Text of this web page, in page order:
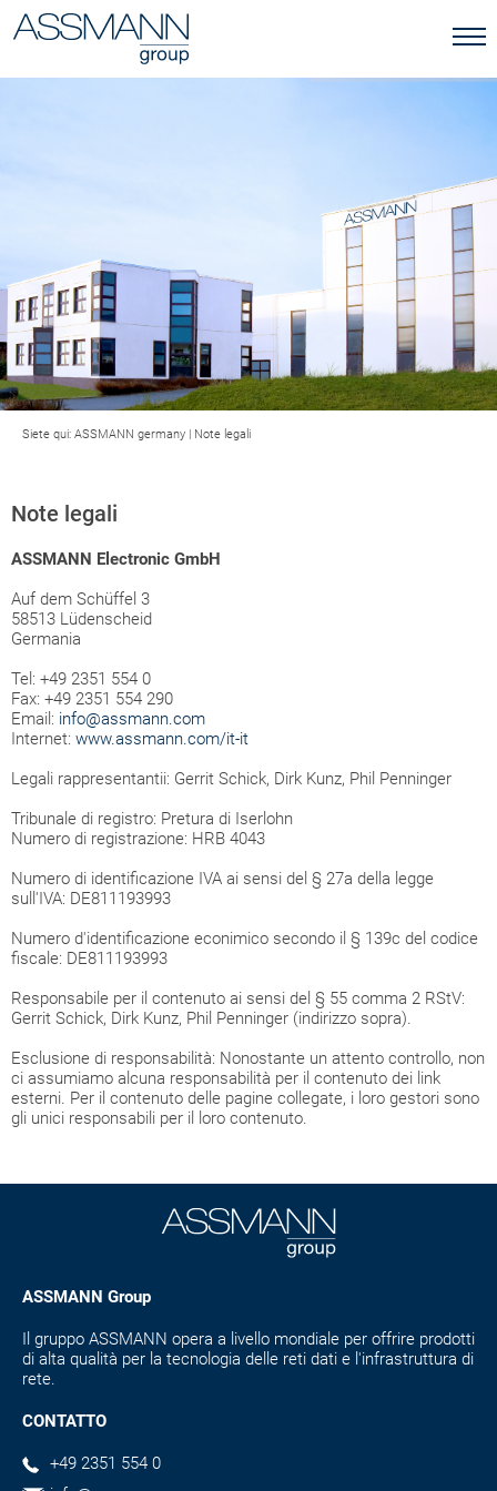
Siete qui: ASSMANN germany | Note legali
Note legali
ASSMANN Electronic GmbH
Auf dem Schüffel 3
58513 Lüdenscheid
Germania
Tel: +49 2351 554 0
Fax: +49 2351 554 290
Email: info@assmann.com
Internet: www.assmann.com/it-it
Legali rappresentantii: Gerrit Schick, Dirk Kunz, Phil Penninger
Tribunale di registro: Pretura di Iserlohn
Numero di registrazione: HRB 4043
Numero di identificazione IVA ai sensi del § 27a della legge
sull'IVA: DE811193993
Numero d'identificazione econimico secondo il § 139c del codice
fiscale: DE811193993
Responsabile per il contenuto ai sensi del § 55 comma 2 RStV:
Gerrit Schick, Dirk Kunz, Phil Penninger (indirizzo sopra).
Esclusione di responsabilità: Nonostante un attento controllo, non
ci assumiamo alcuna responsabilità per il contenuto dei link
esterni. Per il contenuto delle pagine collegate, i loro gestori sono
gli unici responsabili per il loro contenuto.
ASSMANN Group
Il gruppo ASSMANN opera a livello mondiale per offrire prodotti
di alta qualità per la tecnologia delle reti dati e l'infrastruttura di
rete.
CONTATTO
+49 2351 554 0